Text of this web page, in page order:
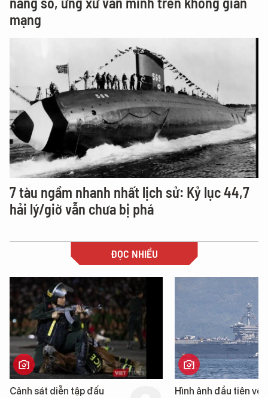
mạng
7 tàu ngầm nhanh nhất lịch sử: Kỷ lục 44,7
hải lý/giờ vẫn chưa bị phá
ĐỌC NHIỀU
Hình ảnh đầu tiên về siêu
Cận cảnh chiến hạm